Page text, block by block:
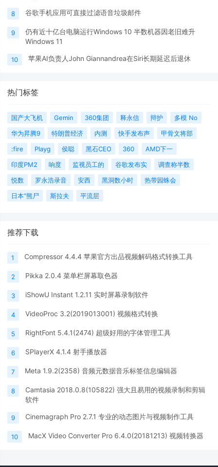
8 谷歌手机应用可直接过滤语音垃圾邮件
9
仍有近十亿台电脑运行Windows 10 半数机器因老旧难升
Windows 11
10 苹果AI负责人John Giannandrea在Siri长期延迟后退休
热门标签
国产大飞机 Gemin 360集团 释永信 辩护
多模 No
华为昇腾9
特朗普经济 内测 快手发布声
甲骨文将部
:fire
Playg 侯聪 黑石CEO 360
AMD下一
印度PM2
响度 监视员工的 谷歌发布实
调查称半数
悦数
罗永浩录音 安西 黑洞数小时
热带园蛛会
日本“熊尸
斯拉夫 平流层
推荐下载
1 Compressor 4.4.4 苹果官方出品视频解码格式转换工具
2 Pikka 2.0.4 菜单栏屏幕取色器
3 iShowU Instant 1.2.11 实时屏幕录制软件
4 VideoProc 3.2(2019013001) 视频格式转换
5 RightFont 5.4.1(2474) 超级好用的字体管理工具
6 SPlayerX 4.1.4 射手播放器
7 Meta 1.9.2(2358) 音频元数据音乐标签信息编辑器
8
Camtasia 2018.0.8(105822) 强大且易用的视频录制和剪辑
软件
9 Cinemagraph Pro 2.7.1 专业的动态图片与视频制作工具
10 MacX Video Converter Pro 6.4.0(20181213) 视频转换器